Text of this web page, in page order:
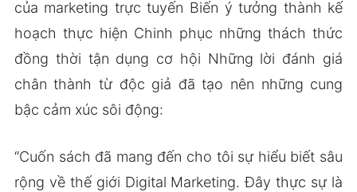
của marketing trực tuyến Biến ý tưởng thành kế
hoạch thực hiện Chinh phục những thách thức
đồng thời tận dụng cơ hội Những lời đánh giá
chân thành từ độc giả đã tạo nên những cung
bậc cảm xúc sôi động:
“Cuốn sách đã mang đến cho tôi sự hiểu biết sâu
rộng về thế giới Digital Marketing. Đây thực sự là